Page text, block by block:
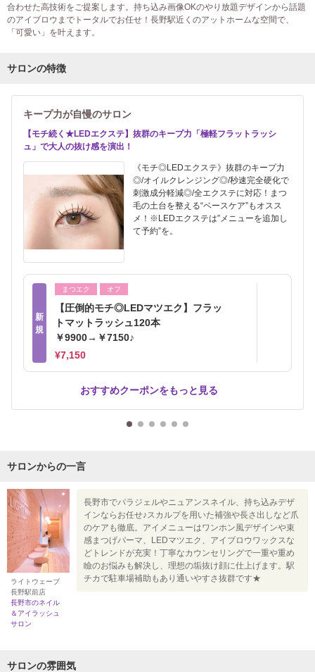
合わせた高技術をご提案します。持ち込み画像OKのやり放題デザインから話題
のアイブロウまでトータルでお任せ！長野駅近くのアットホームな空間で、
「可愛い」を叶えます。
サロンの特徴
キープ力が自慢のサロン
【モチ続く★LEDエクステ】抜群のキープ力「極軽フラットラッシ
ュ」で大人の抜け感を演出！
《モチ◎LEDエクステ》抜群のキープ力
◎/オイルクレンジング◎/秒速完全硬化で
刺激成分軽減◎/全エクステに対応！まつ
毛の土台を整える“ベースケア”もオスス
メ！※LEDエクステは”メニューを追加し
て予約”を。
新
規
まつエク オフ
【圧倒的モチ◎LEDマツエク】フラッ
トマットラッシュ120本
￥9900→￥7150♪
¥7,150
おすすめクーポンをもっと見る
サロンからの一言
ライトウェーブ
長野駅前店
長野市のネイル
＆アイラッシュ
サロン
長野市でパラジェルやニュアンスネイル、持ち込みデザ
インならお任せ♪スカルプを用いた補強や長さ出しなど爪
のケアも徹底。アイメニューはワンホン風デザインや束
感まつげパーマ、LEDマツエク、アイブロウワックスな
どトレンドが充実！丁寧なカウンセリングで一重や重め
瞼のお悩みも解決し、理想の垢抜け顔に仕上げます。駅
チカで駐車場補助もあり通いやすさ抜群です★
サロンの雰囲気